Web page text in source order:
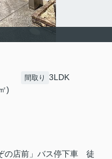
)
間取り 3LDK
の店前」バス停下車 徒